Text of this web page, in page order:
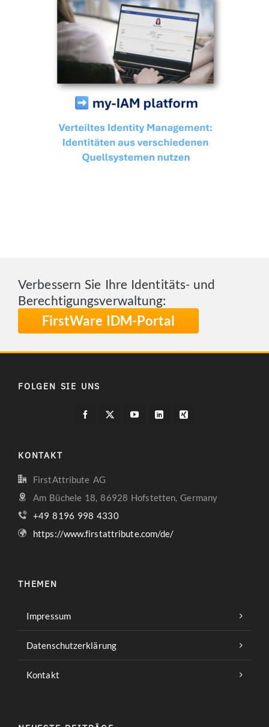
Verbessern Sie Ihre Identitäts- und
Berechtigungsverwaltung:
FirstWare IDM-Portal
FOLGEN SIE UNS
KONTAKT
FirstAttribute AG
Am Büchele 18, 86928 Hofstetten, Germany
+49 8196 998 4330
https://www.firstattribute.com/de/
THEMEN
Impressum
Datenschutzerklärung
Kontakt